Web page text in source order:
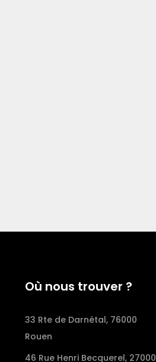
Où nous trouver ?
33 Rte de Darnétal, 76000
Rouen
46 Rue Henri Becquerel, 27000